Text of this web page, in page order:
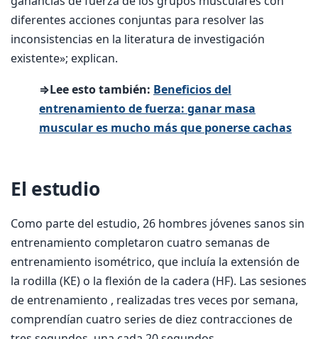
diferentes acciones conjuntas para resolver las
inconsistencias en la literatura de investigación
existente»; explican.
⇒Lee esto también: Beneficios del
entrenamiento de fuerza: ganar masa
muscular es mucho más que ponerse cachas
El estudio
Como parte del estudio, 26 hombres jóvenes sanos sin
entrenamiento completaron cuatro semanas de
entrenamiento isométrico, que incluía la extensión de
la rodilla (KE) o la flexión de la cadera (HF). Las sesiones
de entrenamiento , realizadas tres veces por semana,
comprendían cuatro series de diez contracciones de